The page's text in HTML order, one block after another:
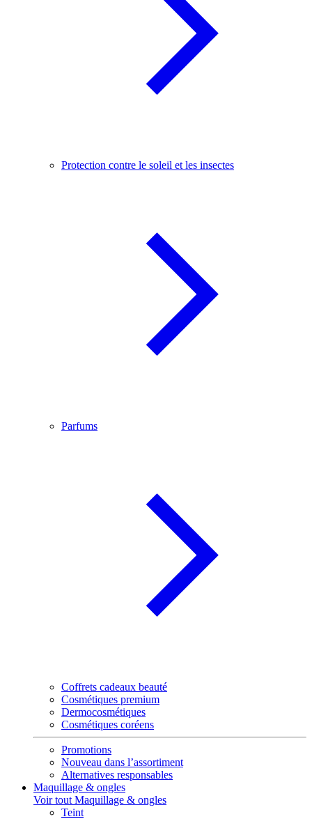
Protection contre le soleil et les insectes
Parfums
Coffrets cadeaux beauté
Cosmétiques premium
Dermocosmétiques
Cosmétiques coréens
Promotions
Nouveau dans l’assortiment
Alternatives responsables
Maquillage & ongles
Voir tout Maquillage & ongles
Teint